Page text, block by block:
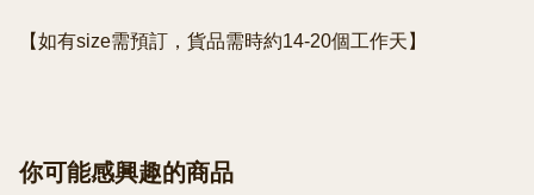
【如有size需預訂，貨品需時約14-20個工作天】
你可能感興趣的商品